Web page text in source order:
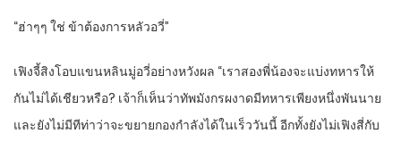
“ฮ่าๆๆ ใช่ ข้าต้องการหลัวอวี่”
เฟิงจี้สิงโอบแขนหลินมู่อวี่อย่างหวังผล “เราสองพี่น้องจะแบ่งทหารให้
กันไม่ได้เชียวหรือ? เจ้าก็เห็นว่าทัพมังกรผงาดมีทหารเพียงหนึ่งพันนาย
และยังไม่มีทีท่าว่าจะขยายกองกำลังได้ในเร็ววันนี้ อีกทั้งยังไม่เฟิงสี่กับ